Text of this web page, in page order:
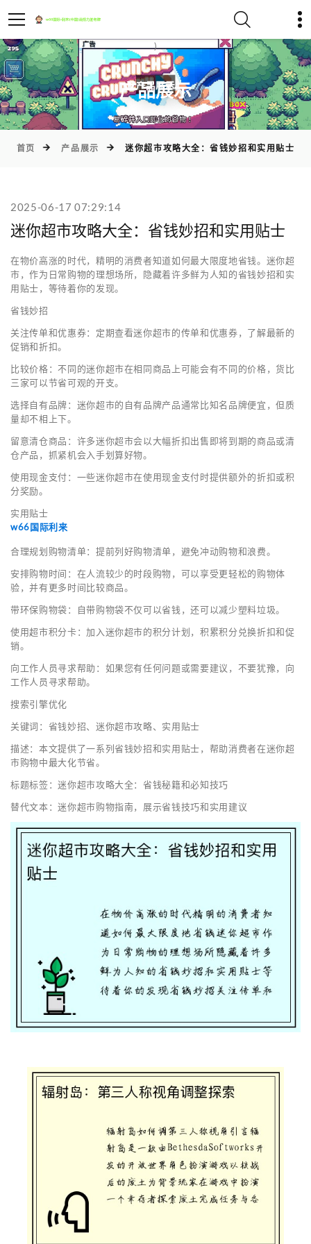
)
产品展示
首页 产品展示 迷你超市攻略大全：省钱妙招和实用贴士
2025-06-17 07:29:14
迷你超市攻略大全：省钱妙招和实用贴士
在物价高涨的时代，精明的消费者知道如何最大限度地省钱。迷你超
市，作为日常购物的理想场所，隐藏着许多鲜为人知的省钱妙招和实
用贴士，等待着你的发现。
省钱妙招
关注传单和优惠券：定期查看迷你超市的传单和优惠券，了解最新的
促销和折扣。
比较价格：不同的迷你超市在相同商品上可能会有不同的价格，货比
三家可以节省可观的开支。
选择自有品牌：迷你超市的自有品牌产品通常比知名品牌便宜，但质
量却不相上下。
留意清仓商品：许多迷你超市会以大幅折扣出售即将到期的商品或清
仓产品，抓紧机会入手划算好物。
使用现金支付：一些迷你超市在使用现金支付时提供额外的折扣或积
分奖励。
实用贴士
w66国际利来
合理规划购物清单：提前列好购物清单，避免冲动购物和浪费。
安排购物时间：在人流较少的时段购物，可以享受更轻松的购物体
验，并有更多时间比较商品。
带环保购物袋：自带购物袋不仅可以省钱，还可以减少塑料垃圾。
使用超市积分卡：加入迷你超市的积分计划，积累积分兑换折扣和促
销。
向工作人员寻求帮助：如果您有任何问题或需要建议，不要犹豫，向
工作人员寻求帮助。
搜索引擎优化
关键词：省钱妙招、迷你超市攻略、实用贴士
描述：本文提供了一系列省钱妙招和实用贴士，帮助消费者在迷你超
市购物中最大化节省。
标题标签：迷你超市攻略大全：省钱秘籍和必知技巧
替代文本：迷你超市购物指南，展示省钱技巧和实用建议